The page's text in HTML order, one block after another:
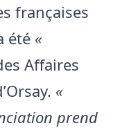
françaises
été «
Affaires
«
prend